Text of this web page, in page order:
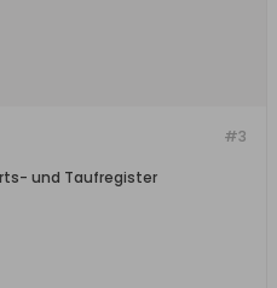
#3
und Taufregister